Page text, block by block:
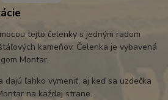
tejto čelenky s jedným radom
kameňov. Čelenka je vybavená
Montar.
dajú ľahko vymeniť, aj keď sa uzdečka
na každej strane.